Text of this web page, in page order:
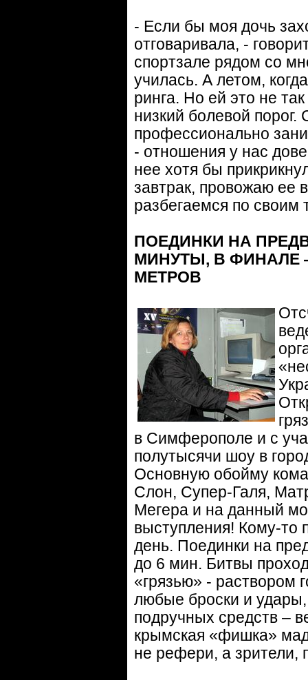
- Если бы моя дочь
отговаривала, -
спортзале рядом со
училась. А летом,
ринга. Но ей это не
низкий болевой порог.
профессионально
- отношения у нас
нее хотя бы
завтрак, провожаю ее
разбегаемся по своим
ПОЕДИНКИ НА
МИНУТЫ, В ФИНАЛЕ
МЕТРОВ
в Симферополе и с
полутысячи шоу в
Основную обойму
Слон, Супер-Галя,
Мегера и на данный
выступления! Кому-то
день. Поединки на
до 6 мин. Битвы
«грязью» - раствором
любые броски и удары,
подручных средств –
крымская «фишка»
не рефери, а зрители,